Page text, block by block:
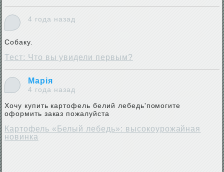
4 года назад
Собаку.
Тест: Что вы увидели первым?
Марія
4 года назад
Хочу купить картофель белий лебедь'помогите
оформить заказ пожалуйста
Картофель «Белый лебедь»: высокоурожайная
новинка